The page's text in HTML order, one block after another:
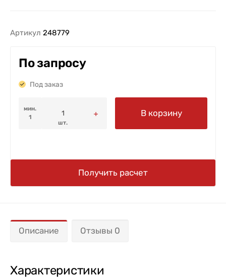
Артикул 248779
По запросу
Под заказ
мин.
1
шт.
В корзину
Получить расчет
Описание Отзывы 0
Характеристики